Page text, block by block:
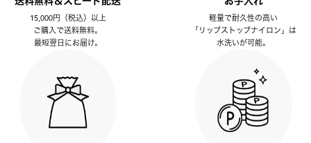
15,000円（税込）以上
ご購入で送料無料。
最短翌日にお届け。
軽量で耐久性の高い
「リップストップナイロン」は
水洗いが可能。